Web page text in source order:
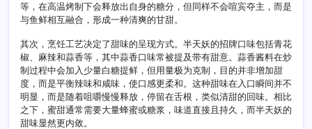
甜
等，在高温烤制下会释放出自身的糖分，但同样不会喧宾夺主，而是
与鱼鲜相互融合，形成一种清爽的甘甜。
其次，烹饪工艺决定了甜味的呈现方式。半天妖的招牌口味包括青花
椒、麻辣和蒜香等，其中蒜香口味常被提及带有甜意。蒜香酱料在炒
制过程中会加入少量白糖提鲜，但用量极为克制，目的并非增加甜
度，而是平衡辣味和咸味，使口感更柔和。这种甜味在入口瞬间并不
明显，而是随着咀嚼慢慢释放，停留在舌根，类似清甜的回味。相比
之下，蜜甜通常需要大量蜂蜜或糖浆，味道直接且持久，而半天妖的
甜味显然更内敛。